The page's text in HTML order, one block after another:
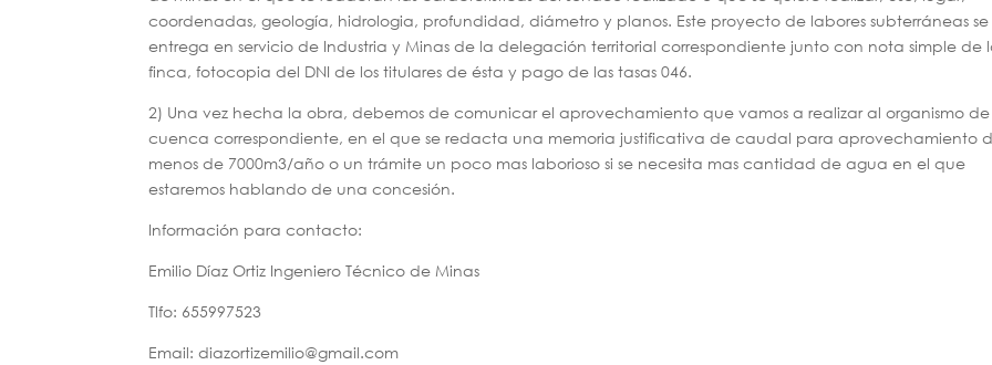
coordenadas, geología, hidrologia, profundidad, diámetro y planos. Este proyecto de labores subterráneas se
entrega en servicio de Industria y Minas de la delegación territorial correspondiente junto con nota simple de
finca, fotocopia del DNI de los titulares de ésta y pago de las tasas 046.
2) Una vez hecha la obra, debemos de comunicar el aprovechamiento que vamos a realizar al organismo de
cuenca correspondiente, en el que se redacta una memoria justificativa de caudal para aprovechamiento
menos de 7000m3/año o un trámite un poco mas laborioso si se necesita mas cantidad de agua en el que
estaremos hablando de una concesión.
Información para contacto:
Emilio Díaz Ortiz Ingeniero Técnico de Minas
Tlfo: 655997523
Email: diazortizemilio@gmail.com